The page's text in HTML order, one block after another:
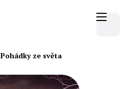
Pohádky ze světa